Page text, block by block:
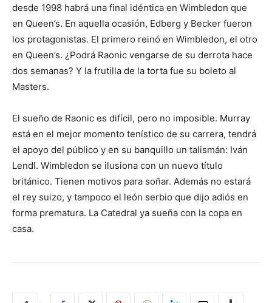
desde 1998 habrá una final idéntica en Wimbledon que
en Queen’s. En aquella ocasión, Edberg y Becker fueron
los protagonistas. El primero reinó en Wimbledon, el otro
en Queen’s. ¿Podrá Raonic vengarse de su derrota hace
dos semanas? Y la frutilla de la torta fue su boleto al
Masters.
El sueño de Raonic es difícil, pero no imposible. Murray
está en el mejor momento tenístico de su carrera, tendrá
el apoyo del público y en su banquillo un talismán: Iván
Lendl. Wimbledon se ilusiona con un nuevo título
británico. Tienen motivos para soñar. Además no estará
el rey suizo, y tampoco el león serbio que dijo adiós en
forma prematura. La Catedral ya sueña con la copa en
casa.